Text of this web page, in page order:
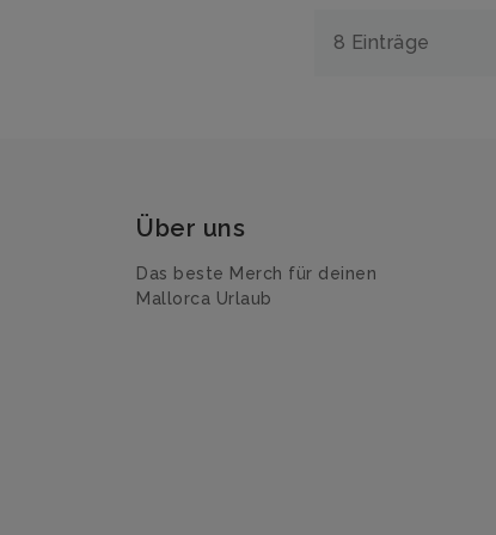
8 Einträge
Über uns
Das beste Merch für deinen
Mallorca Urlaub